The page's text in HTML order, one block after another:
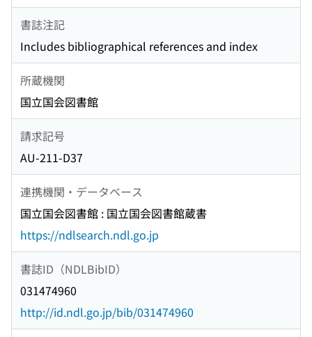
書誌注記
Includes bibliographical references and index
所蔵機関
国立国会図書館
請求記号
AU-211-D37
連携機関・データベース
国立国会図書館 : 国立国会図書館蔵書
https://ndlsearch.ndl.go.jp
書誌ID（NDLBibID）
031474960
http://id.ndl.go.jp/bib/031474960